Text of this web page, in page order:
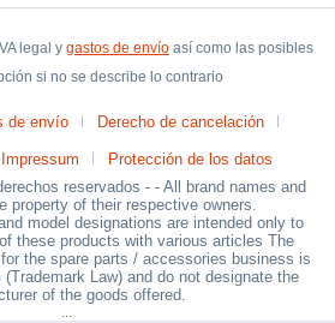
legal y gastos de envío así como las posibles
si no se describe lo contrario
de envío Derecho de cancelación
Impressum
Protección de los datos
reservados - - All brand names and
property of their respective owners.
model designations are intended only to
these products with various articles The
the spare parts / accessories business is
Law) and do not designate the
of the goods offered.
...